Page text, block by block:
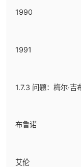
1990
1991
1.7.3 问题：梅尔·吉
布鲁诺
艾伦